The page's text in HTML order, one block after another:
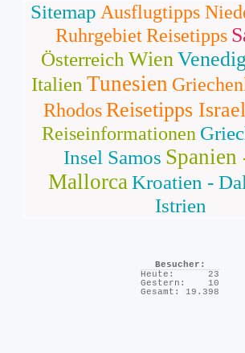
Sitemap Ausflugtipps
RuhrgebietReisetipps
Österreich WienVenedig
Italien Tunesien
RhodosReisetipps Israel
Reiseinformationen
Insel Samos Spanien
MallorcaKroatien -
Istrien
Besucher:
Heute:
23
Gestern:
10
Gesamt:
19.398